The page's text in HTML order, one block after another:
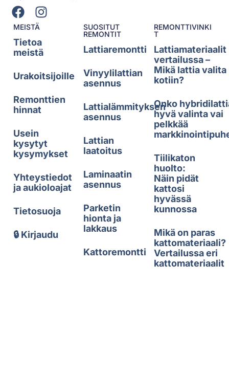
MEISTÄ
Tietoa
meistä
Urakoitsijoille
Remonttien
hinnat
Usein
kysytyt
kysymykset
Yhteystiedot
ja aukioloajat
Tietosuoja
🔒 Kirjaudu
SUOSITUT
REMONTIT
Lattiaremontti
Vinyylilattian
asennus
Lattialämmityksen
asennus
Lattian
laatoitus
Laminaatin
asennus
Parketin
hionta ja
lakkaus
Kattoremontti
REMONTTIVINKI
T
Lattiamateriaalit
vertailussa –
Mikä lattia valita
kotiin?
Onko
hyvä valinta vai
pelkkää
Tiilikaton
huolto:
Näin pidät
kattosi
hyvässä
kunnossa
Mikä on paras
kattomateriaali?
Vertailussa eri
kattomateriaalit